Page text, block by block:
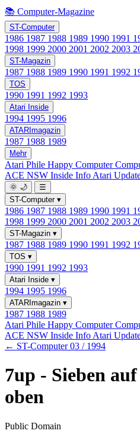
📚 Computer-Magazine
ST-Computer
1986 1987 1988 1989 1990 1991
1998 1999 2000 2001 2002 2003
ST-Magazin
1987 1988 1989 1990 1991 1992
TOS
1990 1991 1992 1993
Atari Inside
1994 1995 1996
ATARImagazin
1987 1988 1989
Mehr
Atari Phile Happy Computer
ACE NSW Inside Info Atari
🌞 🌙
☰
ST-Computer ▾
1986 1987 1988 1989 1990 1991
1998 1999 2000 2001 2002 2003
ST-Magazin ▾
1987 1988 1989 1990 1991 1992
TOS ▾
1990 1991 1992 1993
Atari Inside ▾
1994 1995 1996
ATARImagazin ▾
1987 1988 1989
Atari Phile Happy Computer
ACE NSW Inside Info Atari
← ST-Computer 03 / 1994
7up - Sieben
oben
Public Domain